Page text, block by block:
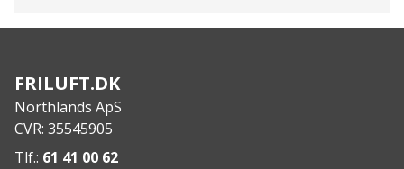
Features:
Slidstærk ydersål med fremragende greb.
Fleksibelt og justerbart neoprenskaft for optimal
pasform.
Heel kicker-funktion for nem af- og påtagning.
FRILUFT.DK
Northlands ApS
CVR: 35545905
Tlf.: 61 41 00 62